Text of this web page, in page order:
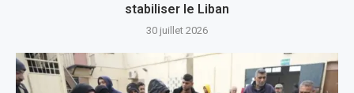
stabiliser le Liban
30 juillet 2026